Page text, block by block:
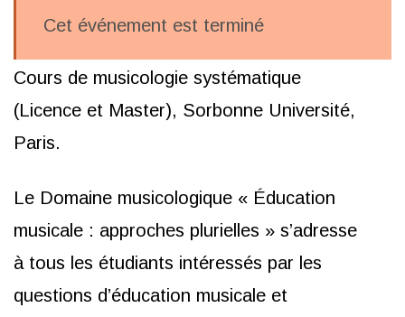
Cet événement est terminé
Cours de musicologie systématique
(Licence et Master), Sorbonne Université,
Paris.
Le Domaine musicologique « Éducation
musicale : approches plurielles » s’adresse
à tous les étudiants intéressés par les
questions d’éducation musicale et